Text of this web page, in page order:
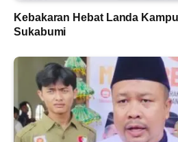
Kebakaran Hebat Landa
Sukabumi